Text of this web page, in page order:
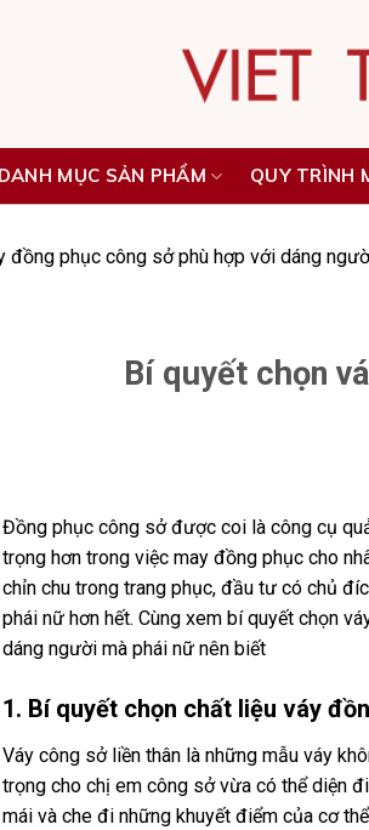
DANH MỤC SẢN PHẨM QUY TRÌNH
đồng phục công sở phù hợp với dáng
Bí quyết chọn
Đồng phục công sở được coi là công cụ
trọng hơn trong việc may đồng phục cho
chỉn chu trong trang phục, đầu tư có chủ
phái nữ hơn hết. Cùng xem bí quyết chọn
dáng người mà phái nữ nên biết
1. Bí quyết chọn chất liệu váy
Váy công sở liền thân là những mẫu váy
trọng cho chị em công sở vừa có thể diện
mái và che đi những khuyết điểm của cơ